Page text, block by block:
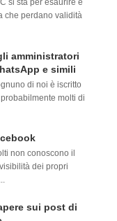
si sta per esaurire e
che perdano validità
amministratori
e simili
di noi è iscritto
molti di
non conoscono il
dei propri
sui post di